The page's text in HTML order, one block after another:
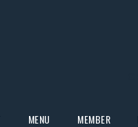
MENU MEMBER